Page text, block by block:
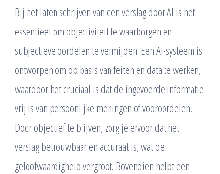
Bij het laten schrijven van een verslag door AI is het
essentieel om objectiviteit te waarborgen en
subjectieve oordelen te vermijden. Een AI-systeem is
ontworpen om op basis van feiten en data te werken,
waardoor het cruciaal is dat de ingevoerde informatie
vrij is van persoonlijke meningen of vooroordelen.
Door objectief te blijven, zorg je ervoor dat het
verslag betrouwbaar en accuraat is, wat de
geloofwaardigheid vergroot. Bovendien helpt een